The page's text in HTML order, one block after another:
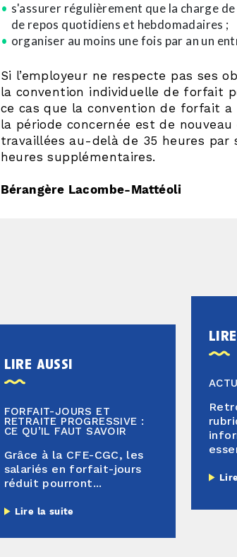
s'assurer régulièrement que la charge
de repos quotidiens et hebdomadaires ;
organiser au moins une fois par an un
Si l’employeur ne respecte pas ses
la convention individuelle de forfait
ce cas que la convention de forfait
la période concernée est de
travaillées au-delà de 35 heures par
heures supplémentaires.
Bérangère Lacombe-Mattéoli
lire aussi
FORFAIT-JOURS ET
RETRAITE PROGRESSIVE :
CE QU’IL FAUT SAVOIR
Grâce à la CFE-CGC, les
salariés en forfait-jours
réduit pourront...
Lire la suite
lire